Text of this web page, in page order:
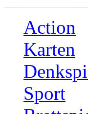
Action
Karten
Sport